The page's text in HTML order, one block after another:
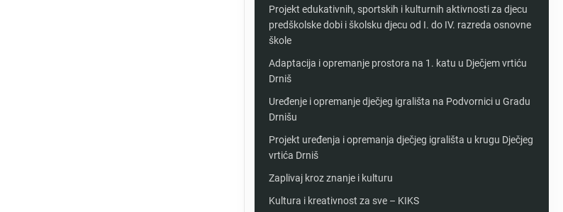
Projekt edukativnih, sportskih i kulturnih aktivnosti za djecu
predškolske dobi i školsku djecu od I. do IV. razreda osnovne
škole
Adaptacija i opremanje prostora na 1. katu u Dječjem vrtiću
Drniš
Uređenje i opremanje dječjeg igrališta na Podvornici u Gradu
Drnišu
Projekt uređenja i opremanja dječjeg igrališta u krugu Dječjeg
vrtića Drniš
Zaplivaj kroz znanje i kulturu
Kultura i kreativnost za sve – KIKS